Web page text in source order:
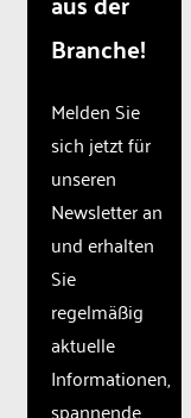
The
owner
needs
to
setup
the
site
with
CMP
to add
content
to the
Branche!
Melden Sie
sich jetzt für
unseren
Newsletter an
und erhalten
Sie
regelmäßig
aktuelle
Informationen,
spannende